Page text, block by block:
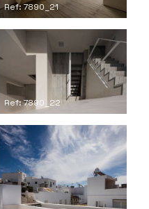
Ref: 7890_21
Ref: 7890_22